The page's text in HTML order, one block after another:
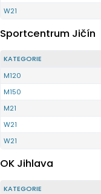
W21
Sportcentrum Jičín
KATEGORIE
M120
M150
M21
W21
W21
OK Jihlava
KATEGORIE